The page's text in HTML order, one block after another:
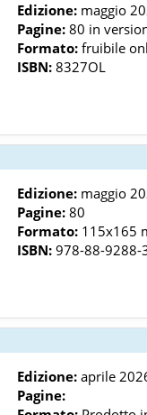
Edizione: maggio
Pagine: 80 in
Formato: fruibile
ISBN: 8327OL
Edizione: maggio
Pagine: 80
Formato: 115x165
ISBN: 978-88-9288-
Edizione: aprile
Pagine: